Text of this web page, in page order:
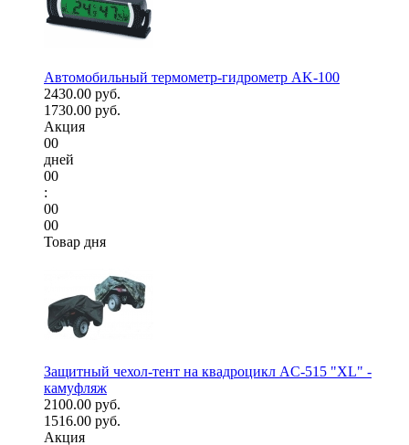
Автомобильный термометр-гидрометр AK-100
2430.00 руб.
1730.00 руб.
Акция
00
дней
00
:
00
00
Товар дня
Защитный чехол-тент на квадроцикл AC-515 "XL" -
камуфляж
2100.00 руб.
1516.00 руб.
Акция